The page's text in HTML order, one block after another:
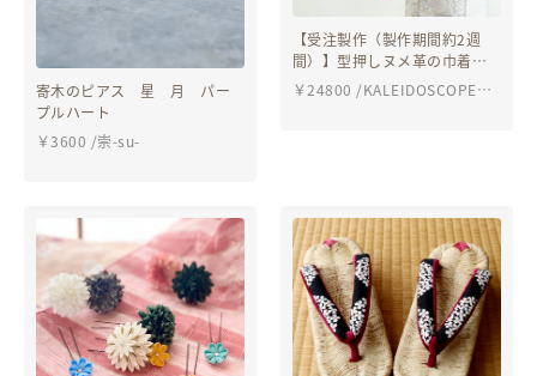
寄木のピアス 星 月 パー
プルハート
￥3600 /崇-su-
【受注製作（製作期間約2週
間）】型押しヌメ革の巾着風
ポーチ『鬼灯』
￥24800 /KALEIDOSCOPE